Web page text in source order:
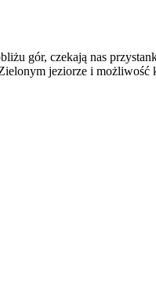
gór, czekają nas
jeziorze i możliwość